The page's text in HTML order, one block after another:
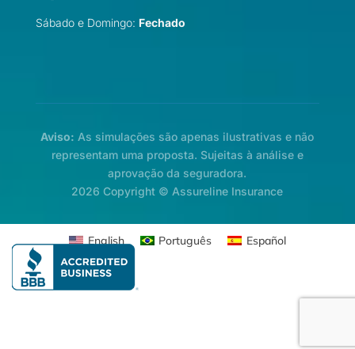
Sábado e Domingo: Fechado
Aviso: As simulações são apenas ilustrativas e não
representam uma proposta. Sujeitas à análise e
aprovação da seguradora.
2026 Copyright © Assureline Insurance
English Português Español